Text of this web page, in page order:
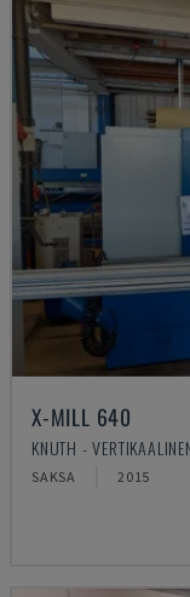
X-MILL 640
KNUTH -
SAKSA 2015